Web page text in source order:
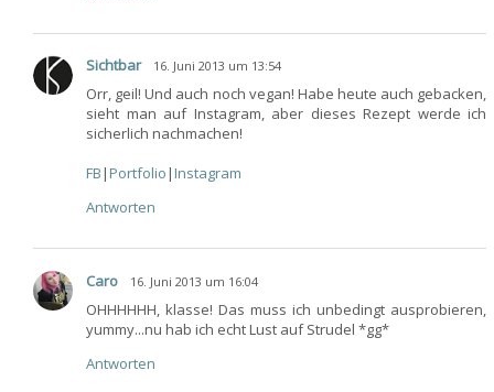
Sichtbar 16. Juni 2013 um 13:54
Orr, geil! Und auch noch vegan! Habe heute auch gebacken,
sieht man auf Instagram, aber dieses Rezept werde ich
sicherlich nachmachen!
FB|Portfolio|Instagram
Antworten
Caro 16. Juni 2013 um 16:04
OHHHHHH, klasse! Das muss ich unbedingt ausprobieren,
yummy...nu hab ich echt Lust auf Strudel *gg*
Antworten